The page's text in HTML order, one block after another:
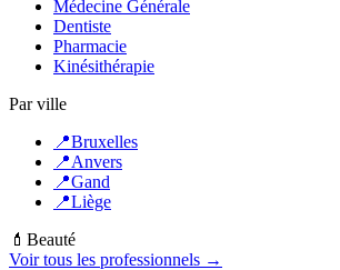
Médecine Générale
Dentiste
Pharmacie
Kinésithérapie
Par ville
📍Bruxelles
📍Anvers
📍Gand
📍Liège
💄 Beauté
Voir tous les professionnels →